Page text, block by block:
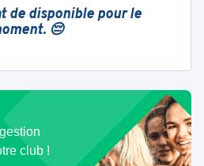
de disponible pour le
😔
club !